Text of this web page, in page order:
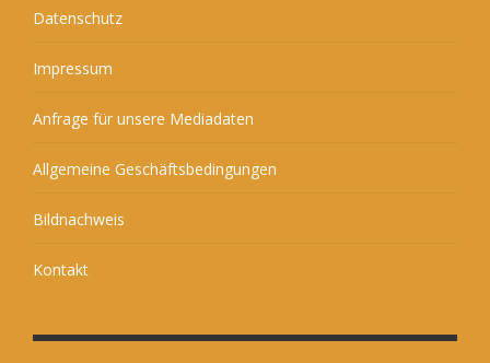
Datenschutz
Impressum
Anfrage für unsere Mediadaten
Allgemeine Geschäftsbedingungen
Bildnachweis
Kontakt